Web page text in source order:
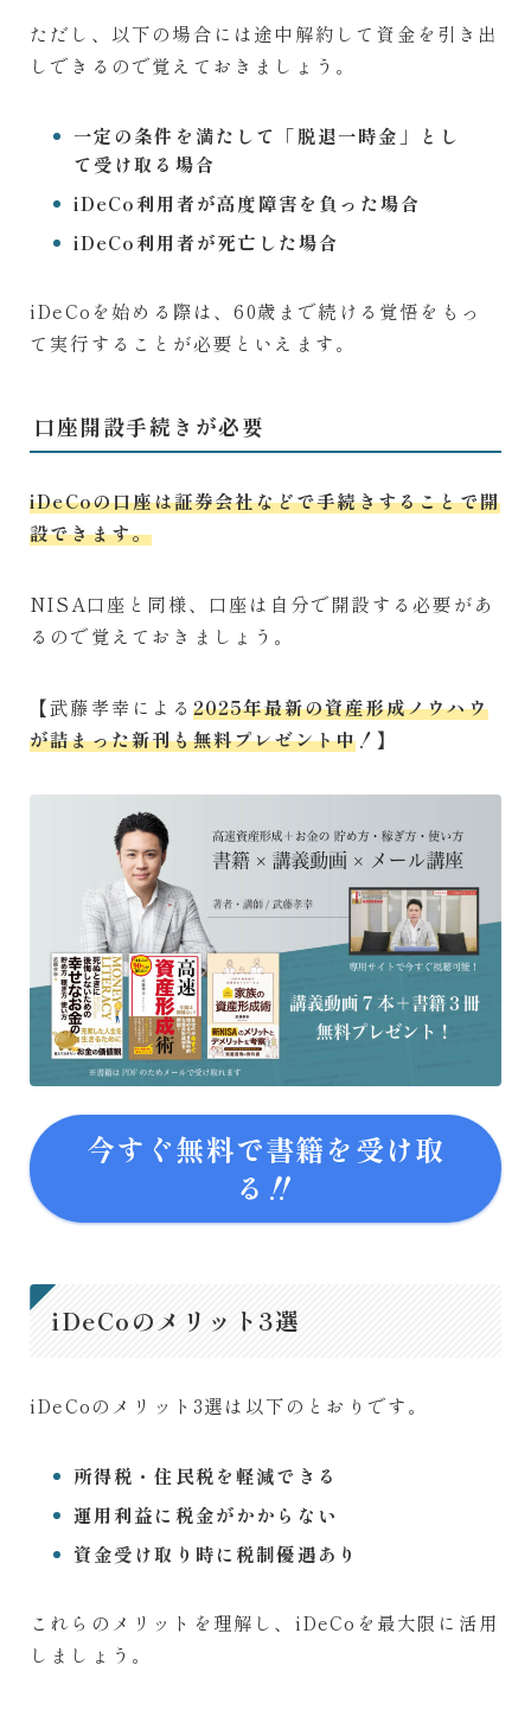
ただし、以下の場合には途中解約して資金を引き出
しできるので覚えておきましょう。
一定の条件を満たして「脱退一時金」とし
て受け取る場合
iDeCo利用者が高度障害を負った場合
iDeCo利用者が死亡した場合
iDeCoを始める際は、60歳まで続ける覚悟をもっ
て実行することが必要といえます。
口座開設手続きが必要
iDeCoの口座は証券会社などで手続きすることで開
設できます。
NISA口座と同様、口座は自分で開設する必要があ
るので覚えておきましょう。
【武藤孝幸による 2025年最新の資産形成ノウハウ
が詰まった新刊も無料プレゼント中 ！】
今すぐ無料で書籍を受け取
る‼
iDeCoのメリット3選
iDeCoのメリット3選は以下のとおりです。
所得税・住民税を軽減できる
運用利益に税金がかからない
資金受け取り時に税制優遇あり
これらのメリットを理解し、iDeCoを最大限に活用
しましょう。